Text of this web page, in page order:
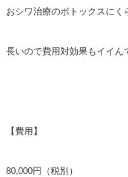
おシワ治療のボトックスにく
長いので費用対効果もイイん
【費用】
80,000円（税別）